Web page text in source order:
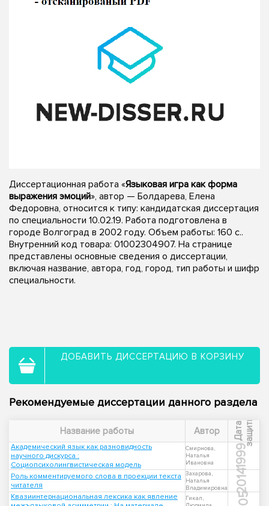
Диссертационная работа «Языковая игра как форма
выражения эмоций», автор — Болдарева, Елена
Федоровна, относится к типу: кандидатская диссертация
по специальности 10.02.19. Работа подготовлена в
городе Волгоград в 2002 году. Объем работы: 160 с..
Внутренний код товара: 01002304907. На странице
представлены основные сведения о диссертации,
включая название, автора, год, город, тип работы и шифр
специальности.
ДОБАВИТЬ ДИССЕРТАЦИЮ В КОРЗИНУ
Рекомендуемые диссертации данного раздела
Название работы Автор Д
а
т
а
з
а
щ
и
т ы
Академический язык как разновидность
научного дискурса :
Социопсихолингвистическая модель
Смирнова,
Наталья
Ивановна
1999
Роль комментируемого слова в проекции текста
читателя
Захарова,
Наталья
Владимировна
2014
Квазиинтернациональная лексика как явление
Гикал,